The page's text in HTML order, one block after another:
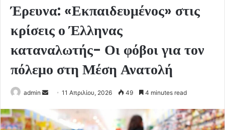
Έρευνα: «Εκπαιδευμένος» στις
κρίσεις ο Έλληνας
καταναλωτής- Οι φόβοι για τον
πόλεμο στη Μέση Ανατολή
admin
Send11 Απριλίου, 2026 49 4 minutes read